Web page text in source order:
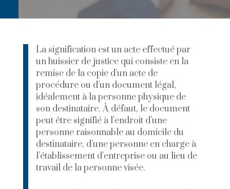
La signification est un acte effectué par
un huissier de justice qui consiste en la
remise de la copie d’un acte de
procédure ou d’un document légal,
idéalement à la personne physique de
son destinataire. À défaut, le document
peut être signifié à l’endroit d’une
personne raisonnable au domicile du
destinataire, d’une personne en charge à
l’établissement d’entreprise ou au lieu de
travail de la personne visée.